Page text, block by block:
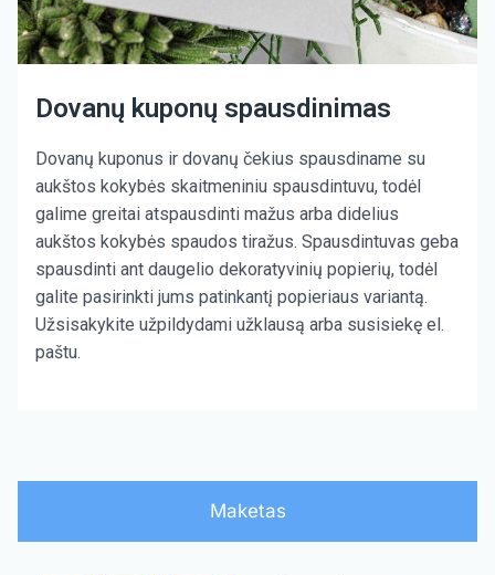
Dovanų kuponų spausdinimas
Dovanų kuponus ir dovanų čekius spausdiname su
aukštos kokybės skaitmeniniu spausdintuvu, todėl
galime greitai atspausdinti mažus arba didelius
aukštos kokybės spaudos tiražus. Spausdintuvas geba
spausdinti ant daugelio dekoratyvinių popierių, todėl
galite pasirinkti jums patinkantį popieriaus variantą.
Užsisakykite užpildydami užklausą arba susisiekę el.
paštu.
Maketas